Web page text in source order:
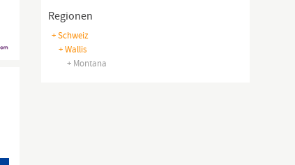
Regionen
+ Schweiz
+ Wallis
+ Montana